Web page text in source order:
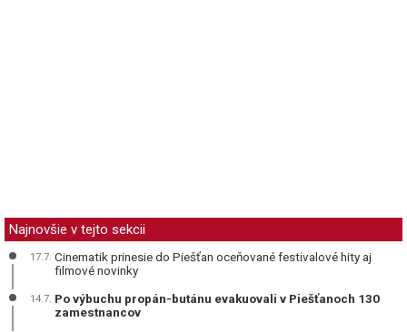
Najnovšie v tejto sekcii
17.7. Cinematik prinesie do Piešťan oceňované festivalové hity aj
filmové novinky
14.7. Po výbuchu propán-butánu evakuovali v Piešťanoch 130
zamestnancov